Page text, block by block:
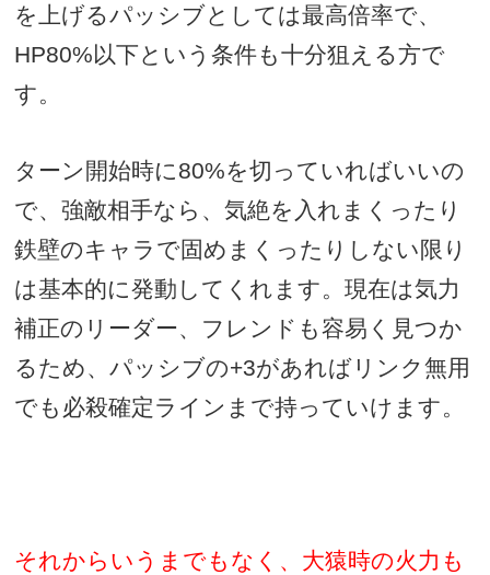
を上げるパッシブとしては最高倍率で、
HP80%以下という条件も十分狙える方で
す。
ターン開始時に80%を切っていればいいの
で、強敵相手なら、気絶を入れまくったり
鉄壁のキャラで固めまくったりしない限り
は基本的に発動してくれます。現在は気力
補正のリーダー、フレンドも容易く見つか
るため、パッシブの+3があればリンク無用
でも必殺確定ラインまで持っていけます。
それからいうまでもなく、大猿時の火力も